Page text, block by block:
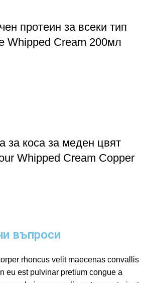
протеин за всеки тип
Whipped Cream 200мл
за коса за меден цвят
Whipped Cream Copper
въпроси
rhoncus velit maecenas convallis
eu est pulvinar pretium congue a